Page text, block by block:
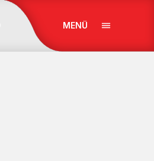
MENÜ